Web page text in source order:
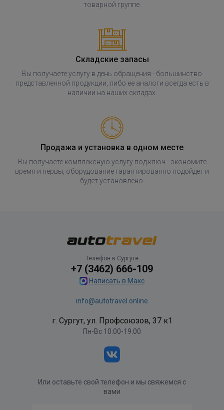
товарной группе.
Складские запасы
Вы получаете услугу в день обращения - большинство
представленной продукции, либо ее аналоги всегда есть в
наличии на наших складах.
Продажа и установка в одном месте
Вы получаете комплексную услугу под ключ - экономите
время и нервы, оборудование гарантированно подойдет и
будет установлено.
Телефон в Сургуте
+7 (3462) 666-109
Написать в Макс
info@autotravel.online
г. Сургут, ул. Профсоюзов, 37 к1
Пн-Вс 10:00-19:00
Или оставьте свой телефон и мы свяжемся с
вами